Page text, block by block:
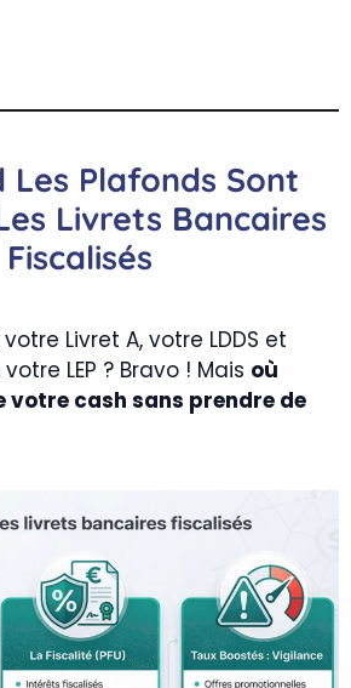
Les Plafonds Sont
Livrets Bancaires
Fiscalisés
Livret A, votre LDDS et
LEP ? Bravo ! Mais où
votre cash sans prendre de